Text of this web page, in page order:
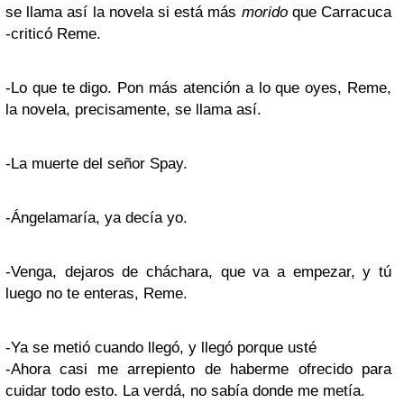
se llama así la novela si está más morido que Carracuca
-criticó Reme.
-Lo que te digo. Pon más atención a lo que oyes, Reme,
la novela, precisamente, se llama así.
-La muerte del señor Spay.
-Ángelamaría, ya decía yo.
-Venga, dejaros de cháchara, que va a empezar, y tú
luego no te enteras, Reme.
-Ya se metió cuando llegó, y llegó porque usté
-Ahora casi me arrepiento de haberme ofrecido para
cuidar todo esto. La verdá, no sabía donde me metía.